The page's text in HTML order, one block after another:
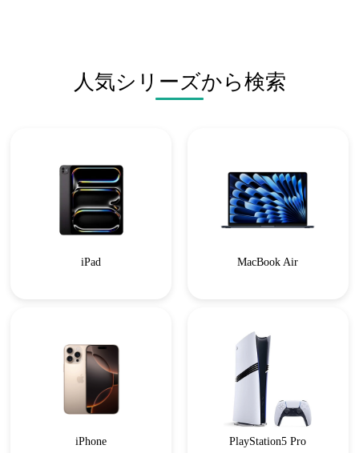
人気シリーズから検索
iPad MacBook Air
iPhone PlayStation5 Pro